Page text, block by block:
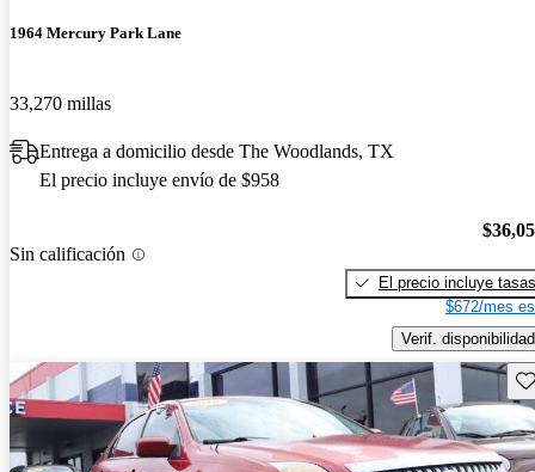
1964 Mercury Park Lane
33,270 millas
Entrega a domicilio desde The Woodlands, TX
El precio incluye envío de $958
Sin calificación
El precio incluye tasas
$672/mes
Verif. disponibilidad